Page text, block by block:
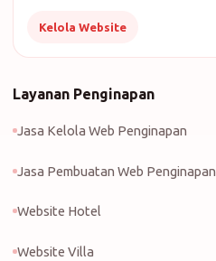
Kelola Website
Layanan Penginapan
Jasa Kelola Web Penginapan
Jasa Pembuatan Web Penginapan
Website Hotel
Website Villa